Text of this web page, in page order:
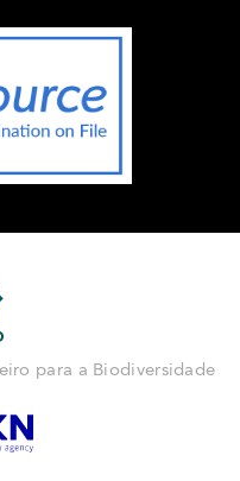
para a Biodiversidade